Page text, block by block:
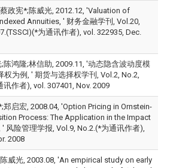
政宪*;陈威光, 2012.12, 'Valuation of
Annuities, ' 财务金融学刊, Vol.20,
为通讯作者), vol. 322935, Dec.
陈鸿隆;林信助, 2009.11, '动态隐含波动度模
权为例, ' 期货与选择权学刊, Vol.2, No.2,
作者), vol. 307401, Nov. 2009
郑启宏, 2008.04, 'Option Pricing in Ornstein-
Process: The Application in the Impact
风险管理学报, Vol.9, No.2.(*为通讯作者),
2008
威光, 2003.08, 'An empirical study on early